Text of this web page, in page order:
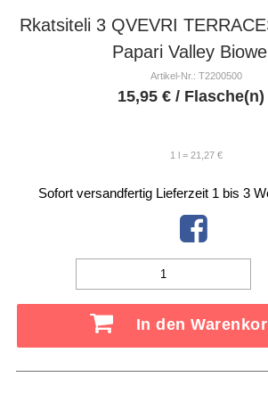
Rkatsiteli 3 QVEVRI
Papari Valley
Artikel-Nr.: T2200500
15,95 €/ Flasche(n)
1 l = 21,27 €
Sofort versandfertig Lieferzeit 1 bis 3
In den